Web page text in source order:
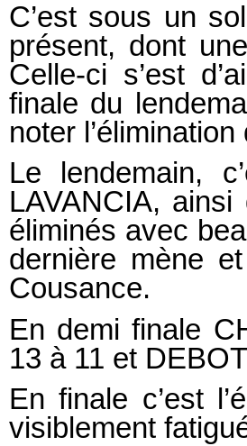
C’est sous un
présent, dont
Celle-ci s’est
finale du
noter
Le lendemain,
LAVANCIA, ainsi
éliminés avec
dernière mène
Cousance.
En demi finale
13 à 11 et
En finale c’est
visiblement